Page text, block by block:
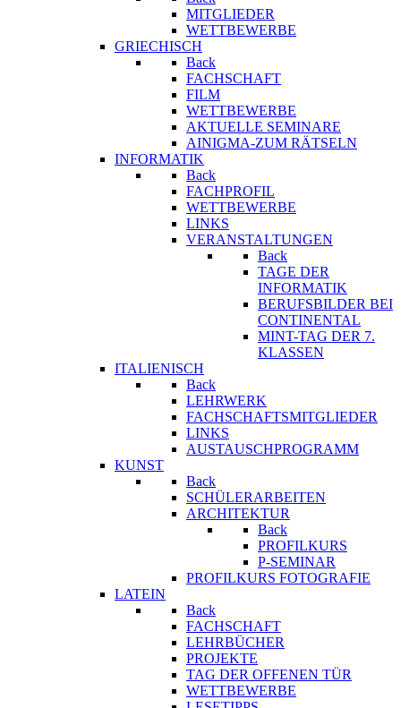
MITGLIEDER
WETTBEWERBE
GRIECHISCH
Back
FACHSCHAFT
FILM
WETTBEWERBE
AKTUELLE SEMINARE
AINIGMA-ZUM RÄTSELN
INFORMATIK
Back
FACHPROFIL
WETTBEWERBE
LINKS
VERANSTALTUNGEN
Back
TAGE DER
INFORMATIK
BERUFSBILDER BEI
CONTINENTAL
MINT-TAG DER 7.
KLASSEN
ITALIENISCH
Back
LEHRWERK
FACHSCHAFTSMITGLIEDER
LINKS
AUSTAUSCHPROGRAMM
KUNST
Back
SCHÜLERARBEITEN
ARCHITEKTUR
Back
PROFILKURS
P-SEMINAR
PROFILKURS FOTOGRAFIE
LATEIN
Back
FACHSCHAFT
LEHRBÜCHER
PROJEKTE
TAG DER OFFENEN TÜR
WETTBEWERBE